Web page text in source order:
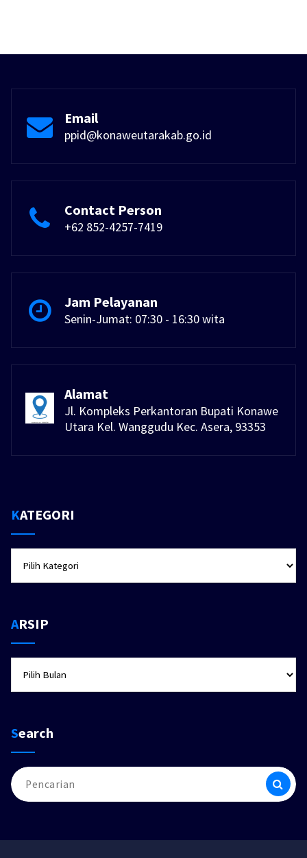
Email
ppid@konaweutarakab.go.id
Contact Person
+62 852-4257-7419
Jam Pelayanan
Senin-Jumat: 07:30 - 16:30 wita
Alamat
Jl. Kompleks Perkantoran Bupati Konawe
Utara Kel. Wanggudu Kec. Asera, 93353
KATEGORI
ARSIP
Search
Pencarian
untuk: